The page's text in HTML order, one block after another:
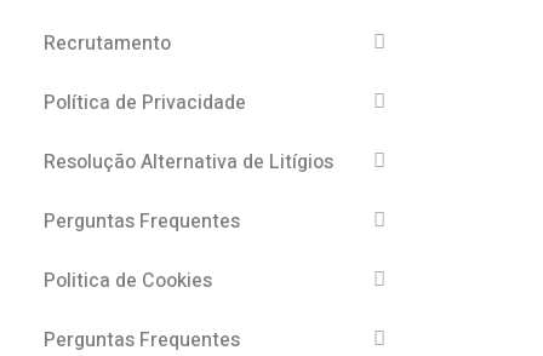
Recrutamento
Política de Privacidade
Resolução Alternativa de Litígios
Perguntas Frequentes
Politica de Cookies
Perguntas Frequentes